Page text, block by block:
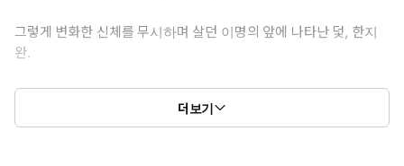
그렇게 변화한 신체를 무시하며 살던 이명의 앞에 나타난 덫, 한지
완.
“이명 씨는 경호할 대상이 범죄자여도 괜찮아요?”
“고용주 개인의 도덕성은 제가 판단할 게 아닙니다.”
더보기